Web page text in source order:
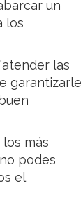
un
los
las
garantizarle
más
podes
el